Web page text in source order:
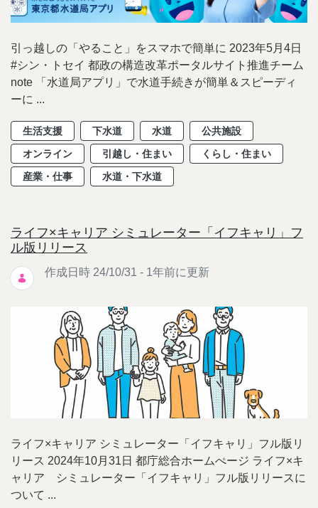
引っ越しの「やること」をスマホで簡単に 2023年5月4日
#シン・トセイ 都政の構造改革ポータルサイト推進チーム
note 「水道局アプリ」で水道手続きが簡単＆スピーディ
ーに ...
生活支援 下水道 水道
公共施設
オンライン
引越し・住まい
くらし・住まい
産業・仕事
水道・下水道
ライフ×キャリア シミュレーター「イフキャリ」フ
ル版リリース
作成日時 24/10/31 - 1年前に更新
ライフ×キャリア シミュレーター「イフキャリ」フル版リ
リース 2024年10月31日 都庁総合ホームぺージ ライフ×キ
ャリア シミュレーター「イフキャリ」フル版リリースに
ついて ...